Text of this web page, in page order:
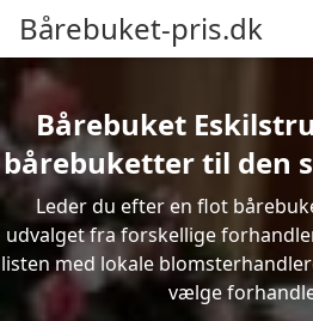
Bårebuket-pris.dk
Bårebuket
bårebuketter til den
Leder du efter en flot
udvalget fra forskellige
listen med lokale
vælge